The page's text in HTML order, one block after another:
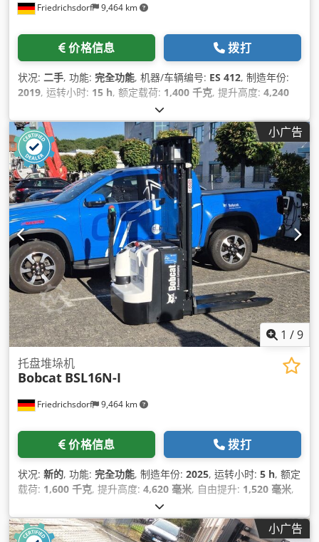
Friedrichsdorf 9,464 km
价格信息 拨打
状况: 二手, 功能: 完全功能, 机器/车辆编号: ES 412, 制造年份:
2019, 运转小时: 15 h, 额定载荷: 1,400 千克, 提升高度: 4,240
, 燃油类型:
(triplex), 建筑高度:1,960 毫米, 叉长:1,150 毫米, 空载重量:
874 千克, 总长度:1,870 毫米, 驱动类型: Elektro, 施工宽度:
800 毫米,
小广告
1 /9
Friedrichsdorf 9,464 km
托盘堆垛机
Bobcat BSL16N-I
价格信息 拨打
状况: 新的, 功能: 完全功能, 制造年份: 2025, 运转小时: 5 h, 额定
载荷: 1,600 千克, 提升高度: 4,620 毫米, 自由提升: 1,520 毫米,
三重式 (triplex)
米, 叉长:1,150 毫米, 空载重量:1,340 千克, 总长度:1,964 毫米,
驱动类型:Elektro, 施工宽度:820 毫米, 小广告